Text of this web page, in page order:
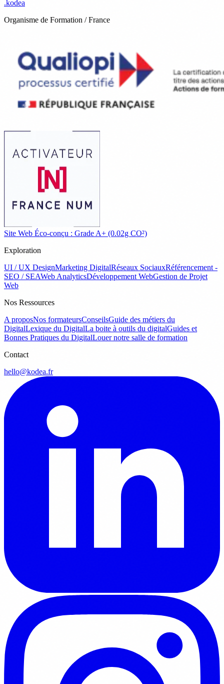
.kodea
Organisme de Formation / France
Site Web Éco-conçu : Grade A+ (0.02g CO²)
Exploration
UI / UX DesignMarketing DigitalRéseaux SociauxRéférencement -
SEO / SEAWeb AnalyticsDéveloppement WebGestion de Projet
Web
Nos Ressources
A proposNos formateursConseilsGuide des métiers du
DigitalLexique du DigitalLa boite à outils du digitalGuides et
Bonnes Pratiques du DigitalLouer notre salle de formation
Contact
hello@kodea.fr